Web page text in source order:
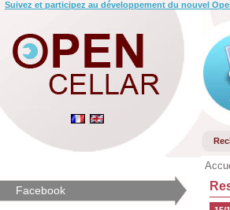
Suivez et participez au développement du nouvel
Facebook